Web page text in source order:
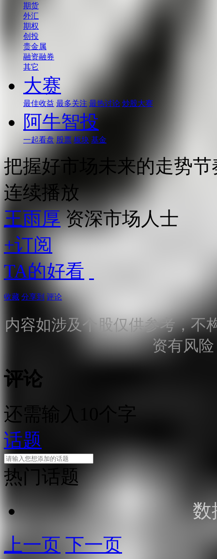
期货
外汇
期权
创投
贵金属
融资融券
其它
大赛
最佳收益 最多关注 最热讨论 炒股大赛
阿牛智投
一起看盘 股票 板块 基金
把握好市场未来的走势节
连续播放
王雨厚 资深市场人士
+订阅
TA的好看
收藏 分享到 评论
内容如涉及个股仅供参考，不
资有风
评论
还需输入10个字
话题
热门话题
数
上一页 下一页